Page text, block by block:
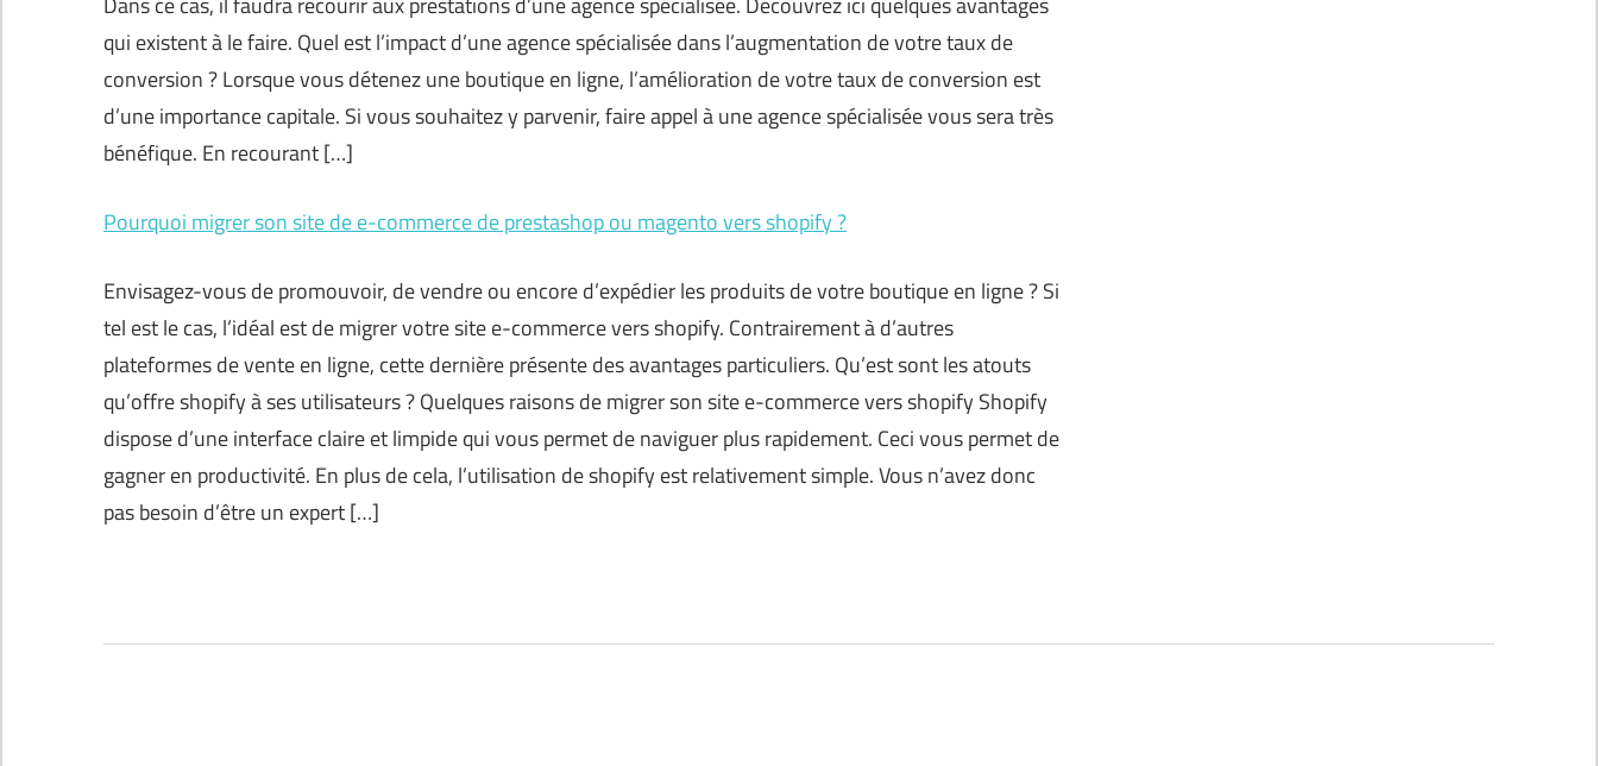
qui existent à le faire. Quel est l’impact d’une agence spécialisée dans l’augmentation de votre taux de
conversion ? Lorsque vous détenez une boutique en ligne, l’amélioration de votre taux de conversion est
d’une importance capitale. Si vous souhaitez y parvenir, faire appel à une agence spécialisée vous sera très
bénéfique. En recourant […]
Pourquoi migrer son site de e-commerce de prestashop ou magento vers shopify ?
Envisagez-vous de promouvoir, de vendre ou encore d’expédier les produits de votre boutique en ligne ? Si
tel est le cas, l’idéal est de migrer votre site e-commerce vers shopify. Contrairement à d’autres
plateformes de vente en ligne, cette dernière présente des avantages particuliers. Qu’est sont les atouts
qu’offre shopify à ses utilisateurs ? Quelques raisons de migrer son site e-commerce vers shopify Shopify
dispose d’une interface claire et limpide qui vous permet de naviguer plus rapidement. Ceci vous permet de
gagner en productivité. En plus de cela, l’utilisation de shopify est relativement simple. Vous n’avez donc
pas besoin d’être un expert […]